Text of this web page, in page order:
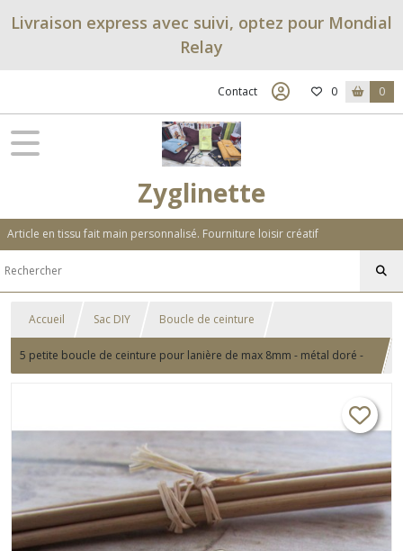
Livraison express avec suivi, optez pour Mondial
Relay
Contact 0 0
Zyglinette
Article en tissu fait main personnalisé. Fourniture loisir créatif
Accueil Sac DIY Boucle de ceinture
5 petite boucle de ceinture pour lanière de max 8mm - métal doré -